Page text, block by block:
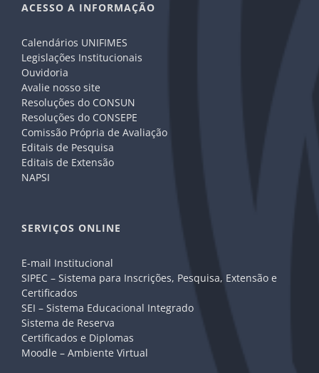
ACESSO A INFORMAÇÃO
Calendários UNIFIMES
Legislações Institucionais
Ouvidoria
Avalie nosso site
Resoluções do CONSUN
Resoluções do CONSEPE
Comissão Própria de Avaliação
Editais de Pesquisa
Editais de Extensão
NAPSI
SERVIÇOS ONLINE
E-mail Institucional
SIPEC – Sistema para Inscrições, Pesquisa, Extensão e
Certificados
SEI – Sistema Educacional Integrado
Sistema de Reserva
Certificados e Diplomas
Moodle – Ambiente Virtual